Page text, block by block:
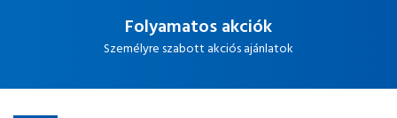
Folyamatos akciók
Személyre szabott akciós ajánlatok